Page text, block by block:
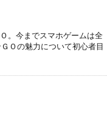
。今までスマホゲームは全
Ｏの魅力について初心者目